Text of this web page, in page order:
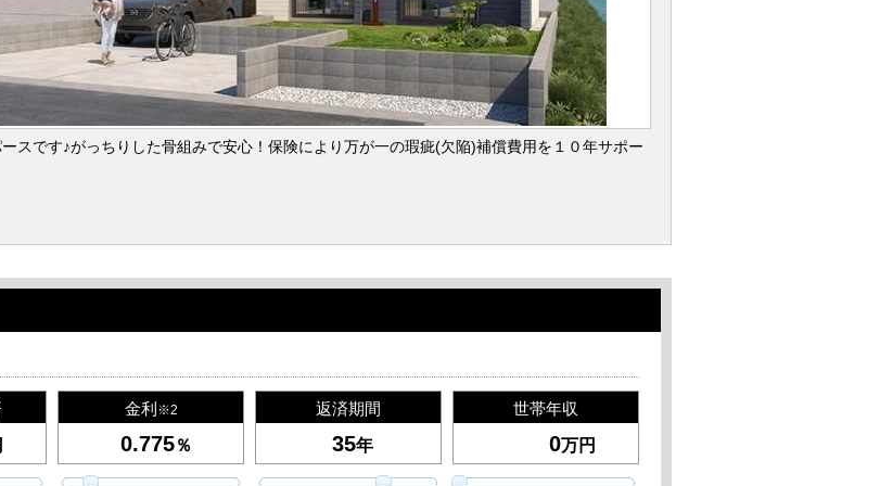
スです♪がっちりした骨組みで安心！保険により万が一の瑕疵(欠陥)補償費用を１０年サポー
金利 ※2
％
返済期間
年
世帯年収
万円